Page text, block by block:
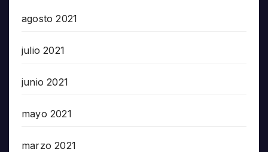
agosto 2021
julio 2021
junio 2021
mayo 2021
marzo 2021